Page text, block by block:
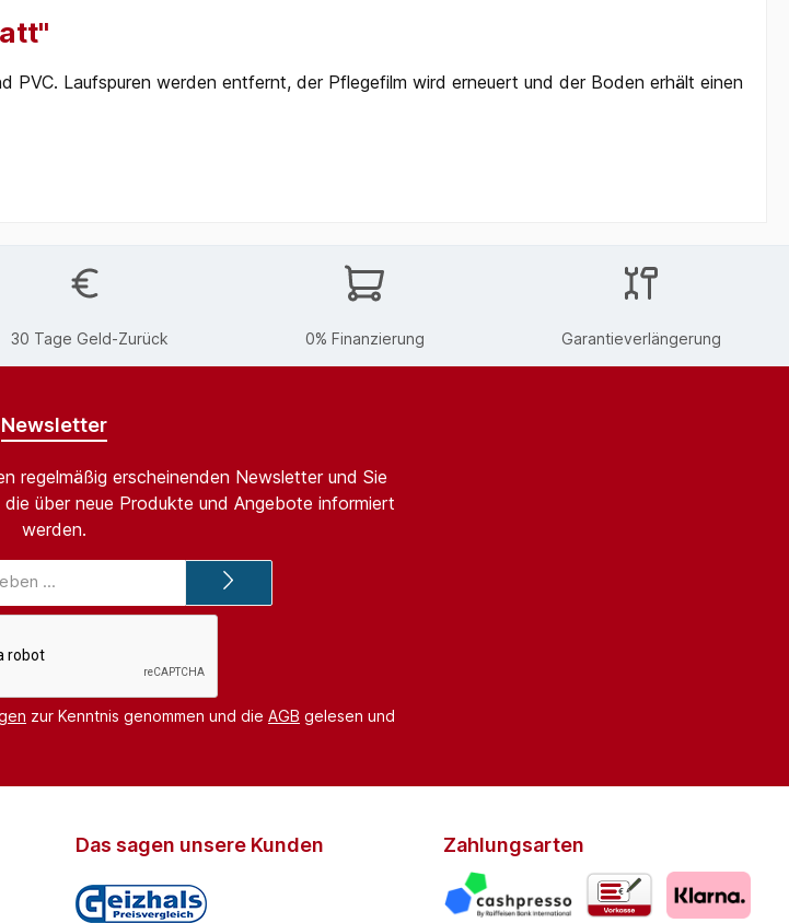
Laufspuren werden entfernt, der Pflegefilm wird erneuert und der Boden erhält einen
30 Tage Geld-Zurück 0% Finanzierung Garantieverlängerung
Newsletter
regelmäßig erscheinenden Newsletter und Sie
über neue Produkte und Angebote informiert
werden.
Mail-
Adresse*
zur Kenntnis genommen und die AGB gelesen und
Das sagen unsere Kunden Zahlungsarten